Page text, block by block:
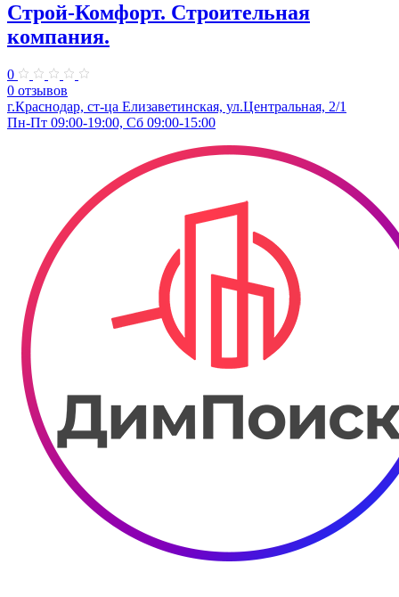
Строй-Комфорт. ​Строительная
компания.
0
0 отзывов
г.Краснодар, ст-ца Елизаветинская, ул.​Центральная, 2/1
Пн-Пт 09:00-19:00, Сб 09:00-15:00